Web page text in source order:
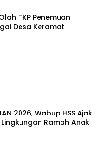
TKP Penemuan
Desa Keramat
2026, Wabup HSS Ajak
Ramah Anak